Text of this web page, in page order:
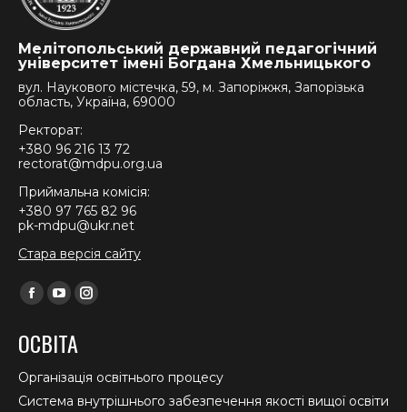
Мелітопольський державний педагогічний
університет імені Богдана Хмельницького
вул. Наукового містечка, 59, м. Запоріжжя, Запорізька
область, Україна, 69000
Ректорат:
+380 96 216 13 72
rectorat@mdpu.org.ua
Приймальна комісія:
+380 97 765 82 96
pk-mdpu@ukr.net
Стара версія сайту
Find us on:
Facebook
opens
in
new
YouTube
opens
in
new
Instagram
in
new
ОСВІТА
Організація освітнього процесу
Система внутрішнього забезпечення якості вищої освіти